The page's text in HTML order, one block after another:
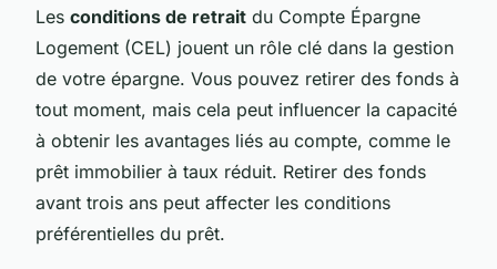
Les conditions de retrait du Compte Épargne
Logement (CEL) jouent un rôle clé dans la gestion
de votre épargne. Vous pouvez retirer des fonds à
tout moment, mais cela peut influencer la capacité
à obtenir les avantages liés au compte, comme le
prêt immobilier à taux réduit. Retirer des fonds
avant trois ans peut affecter les conditions
préférentielles du prêt.